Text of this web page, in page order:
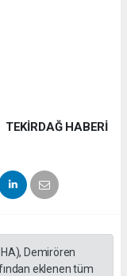
TEKIRDAĞ HABERİ
Demirören
eklenen tüm